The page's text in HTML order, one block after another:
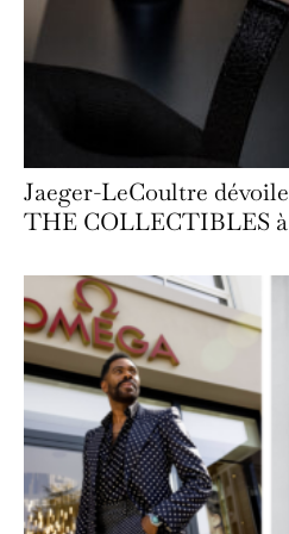
Jaeger-LeCoultre
THE COLLECTIBLES à